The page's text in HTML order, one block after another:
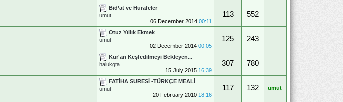
Bid’at ve Hurafeler
umut
06 December 2014 00:11
113 552
Otuz Yıllık Ekmek
umut
02 December 2014 00:05
125 243
Kur'an Keşfedilmeyi Bekleyen...
halukgta
15 July 2015 16:39
307 780
FATİHA SURESİ -TÜRKÇE MEALİ
umut
20 February 2010 18:16
117 132 umut